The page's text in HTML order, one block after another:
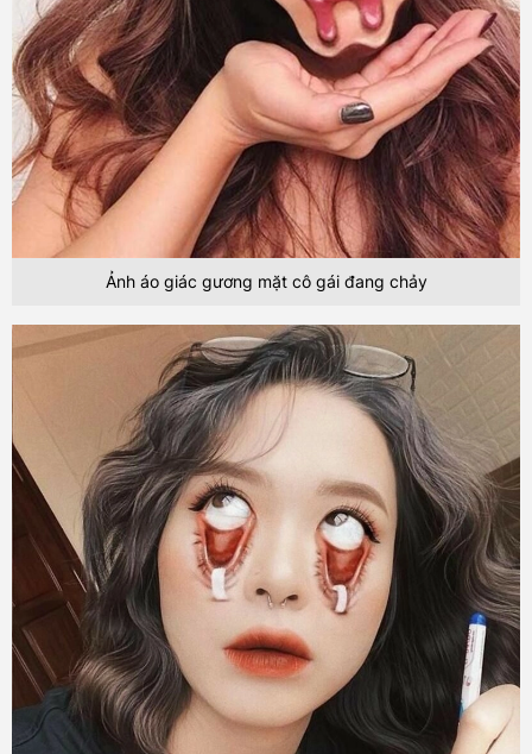
Ảnh áo giác gương mặt cô gái đang chảy